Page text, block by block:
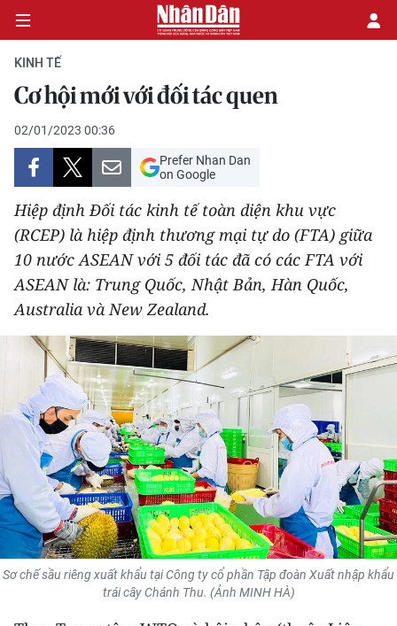
CHÍNH TRỊ
KINH TẾ
VĂN HÓA
XÃ HỘI
PHÁP LUẬT
DU LỊCH
THẾ GIỚI
THỂ THAO
GIÁO DỤC
Y TẾ
KHOA HỌC - CÔNG NGHỆ
MÔI TRƯỜNG
KINH TẾ
Cơ hội mới với đối tác quen
02/01/2023 00:36
Prefer Nhan Dan
on Google
Hiệp định Đối tác kinh tế toàn diện khu vực
(RCEP) là hiệp định thương mại tự do (FTA) giữa
10 nước ASEAN với 5 đối tác đã có các FTA với
ASEAN là: Trung Quốc, Nhật Bản, Hàn Quốc,
Australia và New Zealand.
Sơ chế sầu riêng xuất khẩu tại Công ty cổ phần Tập đoàn Xuất nhập khẩu
trái cây Chánh Thu. (Ảnh MINH HÀ)